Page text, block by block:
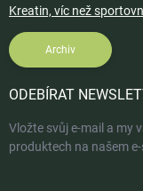
Kreatin, víc než
Archiv
ODEBÍRAT
Vložte svůj e-mail a my
produktech na našem